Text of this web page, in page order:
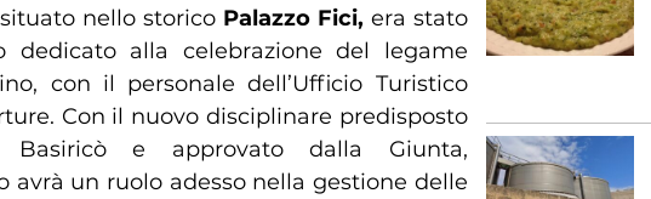
nello storico Palazzo Fici, era stato
dedicato alla celebrazione del legame
con il personale dell’Ufficio Turistico
Con il nuovo disciplinare predisposto
Basiricò e approvato dalla Giunta,
avrà un ruolo adesso nella gestione delle